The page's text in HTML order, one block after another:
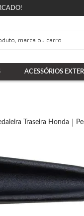
ACESSÓRIOS
Traseira Honda